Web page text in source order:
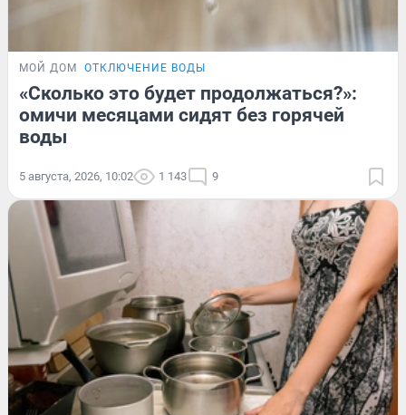
МОЙ ДОМ ОТКЛЮЧЕНИЕ ВОДЫ
«Сколько это будет продолжаться?»:
омичи месяцами сидят без горячей
воды
5 августа, 2026, 10:02 1 143 9